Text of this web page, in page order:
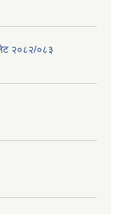
बजेट २०८२/०८३